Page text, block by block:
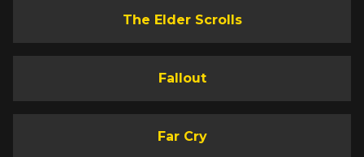
The Elder Scrolls
Fallout
Far Cry